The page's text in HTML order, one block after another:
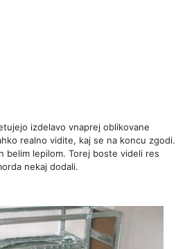
izdelavo vnaprej oblikovane
realno vidite, kaj se na koncu zgodi.
belim lepilom. Torej boste videli res
nekaj dodali.